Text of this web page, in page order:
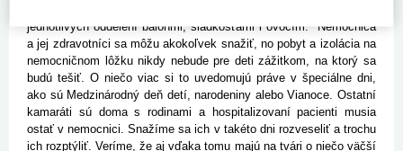
jednotlivých oddelení balónmi, sladkosťami i ovocím. "Nemocnica
a jej zdravotníci sa môžu akokoľvek snažiť, no pobyt a izolácia na
nemocničnom lôžku nikdy nebude pre deti zážitkom, na ktorý sa
budú tešiť. O niečo viac si to uvedomujú práve v špeciálne dni,
ako sú Medzinárodný deň detí, narodeniny alebo Vianoce. Ostatní
kamaráti sú doma s rodinami a hospitalizovaní pacienti musia
ostať v nemocnici. Snažíme sa ich v takéto dni rozveseliť a trochu
ich rozptýliť. Veríme, že aj vďaka tomu majú na tvári o niečo väčší